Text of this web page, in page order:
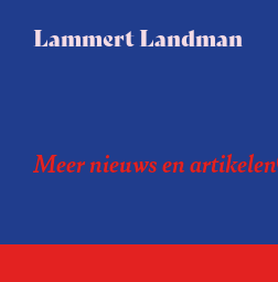
Lammert Landman
Meer nieuws en artikelen